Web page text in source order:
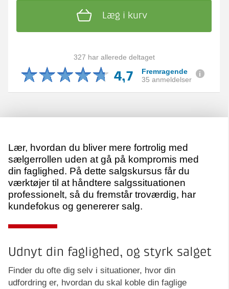
Læg i kurv
327 har allerede deltaget
4,7
Fremragende
35 anmeldelser
Lær, hvordan du bliver mere fortrolig med
sælgerrollen uden at gå på kompromis med
din faglighed. På dette salgskursus får du
værktøjer til at håndtere salgssituationen
professionelt, så du fremstår troværdig, har
kundefokus og genererer salg.
Udnyt din faglighed, og styrk salget
Finder du ofte dig selv i situationer, hvor din
udfordring er, hvordan du skal koble din faglige